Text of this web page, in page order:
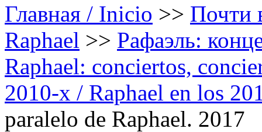
Главная / Inicio >> Почти
Raphael >> Рафаэль:
Raphael: conciertos,
2010-х / Raphael en los
paralelo de Raphael. 2017